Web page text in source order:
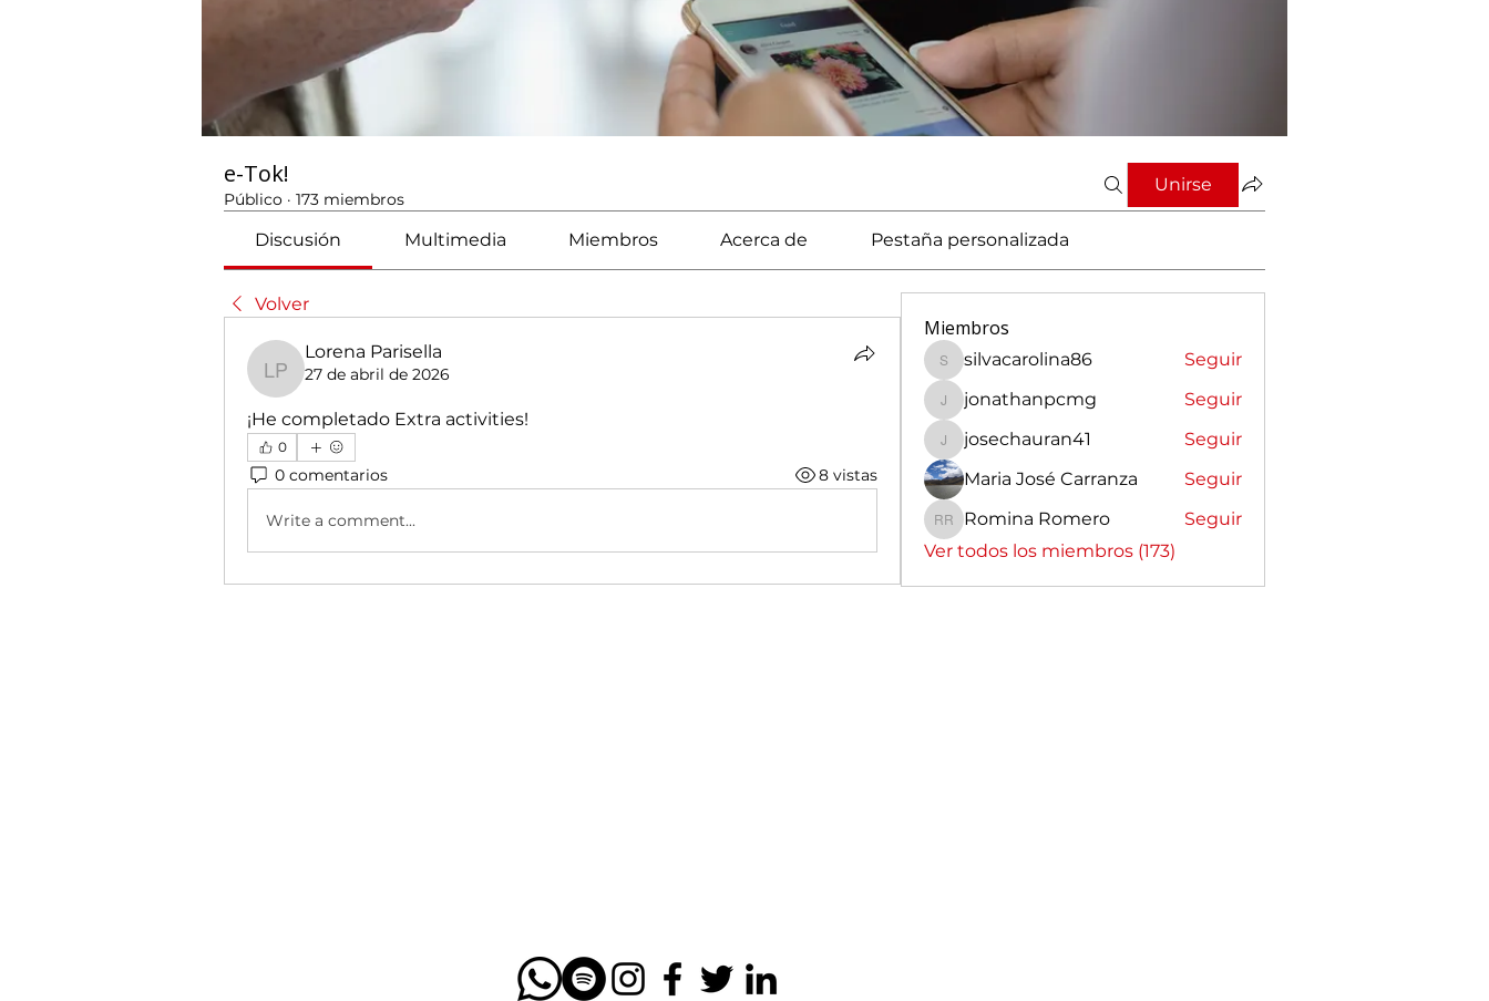
e-Tok!
Público · 173 miembros
Unirse
Discusión Multimedia Miembros Acerca de Pestaña personalizada
Volver
Lorena Parisella
Lorena Parisella
27 de abril de 2026
¡He completado Extra activities!
0
0 comentarios 8 vistas
Write a comment...
Miembros
silvacarolina86
silvacarolina86 Seguir
jonathanpcmg
jonathanpcmg Seguir
josechauran41
josechauran41
Seguir
Maria José Carranza
Seguir
Romina Romero
Romina Romero
Seguir
Ver todos los miembros (173)